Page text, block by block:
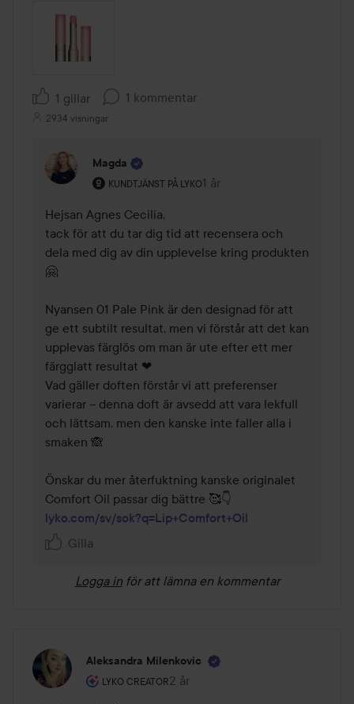
1 gillar 1 kommentar
2934 visningar
Magda
KUNDTJÄNST PÅ LYKO
Användarens roll: Kundtjänst på Lyko.
1 år
Kommentaren lades 1 år
Hejsan Agnes Cecilia,
tack för att du tar dig tid att recensera och
dela med dig av din upplevelse kring produkten
🤗
Nyansen 01 Pale Pink är den designad för att
ge ett subtilt resultat, men vi förstår att det kan
upplevas färglös om man är ute efter ett mer
färgglatt resultat ❤
Vad gäller doften förstår vi att preferenser
varierar – denna doft är avsedd att vara lekfull
och lättsam, men den kanske inte faller alla i
smaken 🙈
Önskar du mer återfuktning kanske originalet
lyko.com/sv/sok?q=Lip+Comfort+Oil
Gilla
Logga in för att lämna en kommentar
Aleksandra Milenkovic
LYKO CREATOR
Användarens roll: Lyko Creator.
2 år
Inlägget skapades 2 år